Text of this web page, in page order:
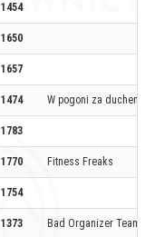
1454
1650
1657
1474 W pogoni za duchem
1783
1770 Fitness Freaks
1754
1373 Bad Organizer Team